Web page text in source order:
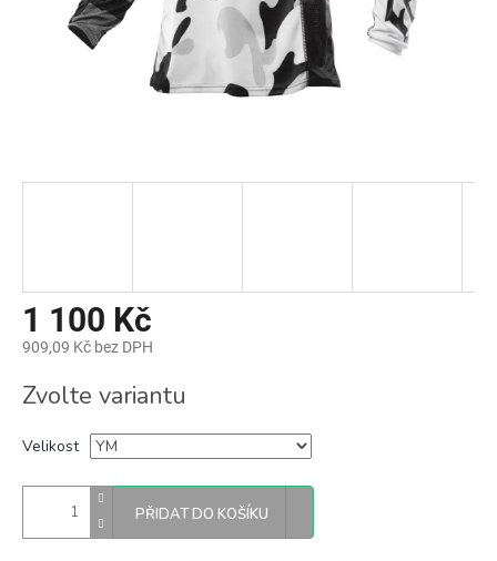
1 100 Kč
909,09 Kč bez DPH
cena:
Zvolte variantu
Velikost
PŘIDAT DO KOŠÍKU